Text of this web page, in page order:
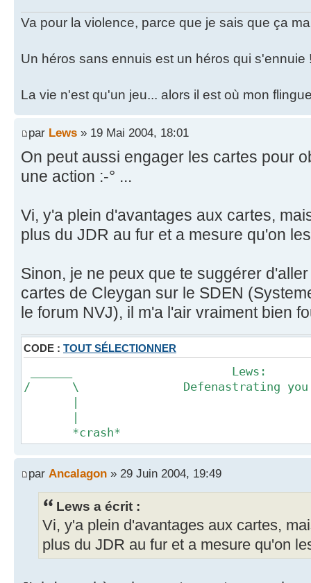
Va pour la violence, parce que je sais que ça
Un héros sans ennuis est un héros qui s'ennuie
La vie n'est qu'un jeu... alors il est où mon
par Lews » 19 Mai 2004, 18:01
On peut aussi engager les cartes pour
une action :-° ...
Vi, y'a plein d'avantages aux cartes,
plus du JDR au fur et a mesure qu'on
Sinon, je ne peux que te suggérer
cartes de Cleygan sur le SDEN
le forum NVJ), il m'a l'air vraiment bien
CODE : TOUT SÉLECTIONNER
______ Lews:
/ \ Defenastrating you
*crash*
par Ancalagon » 29 Juin 2004, 19:49
Lews a écrit :
Vi, y'a plein d'avantages aux cartes,
plus du JDR au fur et a mesure qu'on